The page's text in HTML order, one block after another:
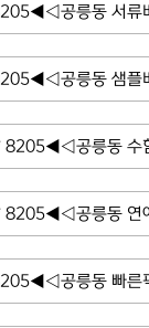
공릉동 서류
공릉동 샘플
공릉동 수
공릉동 연
공릉동 빠른